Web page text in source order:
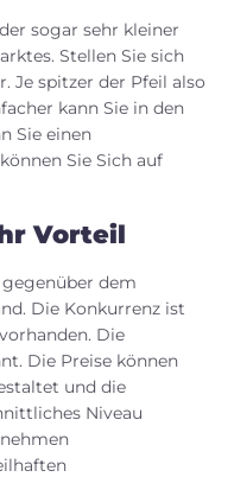
sogar sehr kleiner
Stellen Sie sich
Je spitzer der Pfeil also
kann Sie in den
Sie einen
Sie Sich auf
Vorteil
dem
Die Konkurrenz ist
Die
Die Preise können
und die
Niveau